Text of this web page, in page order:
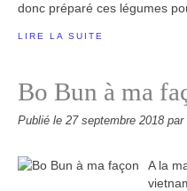
donc préparé ces légumes
LIRE LA SUITE
Bo Bun à ma
Publié le 27 septembre 2018 par
A la